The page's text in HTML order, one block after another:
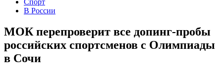
Спорт
В России
МОК перепроверит все допинг-пробы
российских спортсменов с Олимпиады
в Сочи